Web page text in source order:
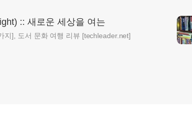
:: 새로운 세상을 여는
지], 도서 문화 여행 리뷰 [techleader.net]